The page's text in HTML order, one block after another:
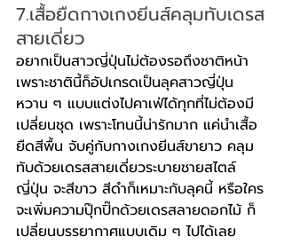
7.เสื้อยืดกางเกงยีนส์คลุมทับเดรส
สายเดี่ยว
อยากเป็นสาวญี่ปุ่นไม่ต้องรอถึงชาติหน้า
เพราะชาตินี้ก็อัปเกรดเป็นลุคสาวญี่ปุ่น
หวาน ๆ แบบแต่งไปคาเฟ่ได้ทุกที่ไม่ต้องมี
เปลี่ยนชุด เพราะโทนนี้น่ารักมาก แค่นำเสื้อ
ยืดสีพื้น จับคู่กับกางเกงยีนส์ขายาว คลุม
ทับด้วยเดรสสายเดี่ยวระบายชายสไตล์
ญี่ปุ่น จะสีขาว สีดำก็เหมาะกับลุคนี้ หรือใคร
จะเพิ่มความปุ๊กปิ๊กด้วยเดรสลายดอกไม้ ก็
เปลี่ยนบรรยากาศแบบเดิม ๆ ไปได้เลย